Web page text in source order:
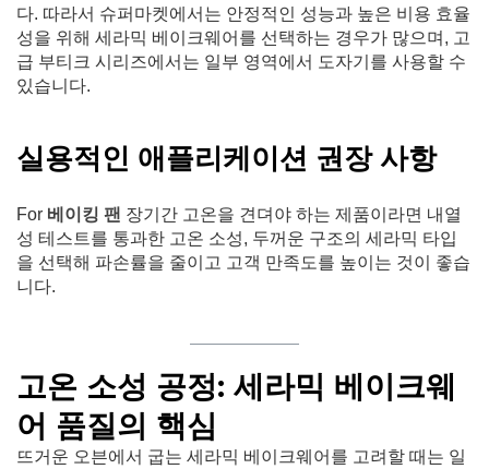
다. 따라서 슈퍼마켓에서는 안정적인 성능과 높은 비용 효율
성을 위해 세라믹 베이크웨어를 선택하는 경우가 많으며, 고
급 부티크 시리즈에서는 일부 영역에서 도자기를 사용할 수
있습니다.
실용적인 애플리케이션 권장 사항
For 베이킹 팬 장기간 고온을 견뎌야 하는 제품이라면 내열
성 테스트를 통과한 고온 소성, 두꺼운 구조의 세라믹 타입
을 선택해 파손률을 줄이고 고객 만족도를 높이는 것이 좋습
니다.
고온 소성 공정: 세라믹 베이크웨
어 품질의 핵심
뜨거운 오븐에서 굽는 세라믹 베이크웨어를 고려할 때는 일